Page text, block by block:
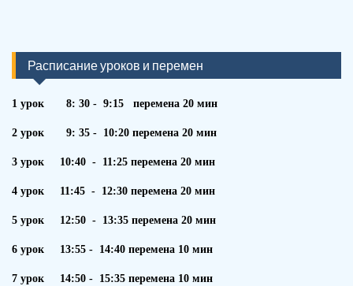
Расписание уроков и перемен
1 урок 8: 30 - 9:15 перемена 20 мин
2 урок 9: 35 - 10:20 перемена 20 мин
3 урок 10:40 - 11:25 перемена 20 мин
4 урок 11:45 - 12:30 перемена 20 мин
5 урок 12:50 - 13:35 перемена 20 мин
6 урок 13:55 - 14:40 перемена 10 мин
7 урок 14:50 - 15:35 перемена 10 мин